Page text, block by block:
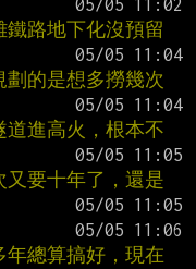
路地下化沒預留
的是想多撈幾次
進高火，根本不
要十年了，還是
總算搞好，現在